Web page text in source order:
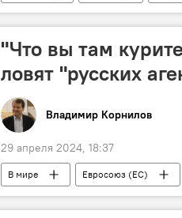
"Что вы там
ловят "русских
Владимир Корнилов
29 апреля 2024, 18:37
В мире Евросоюз (ЕС)